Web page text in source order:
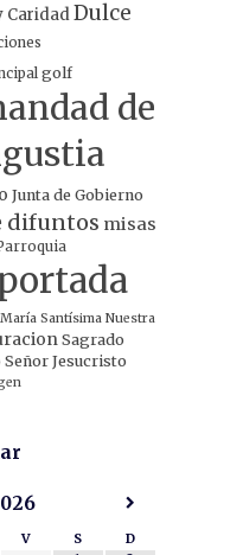
CaridadDulce
golf
de
Junta de Gobierno
difuntos misas
Santísima Nuestra
Sagrado
Jesucristo
V S
D